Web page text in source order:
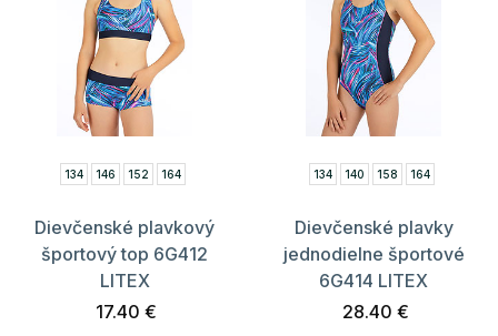
134 146 152 164
Dievčenské plavkový
športový top 6G412
LITEX
17.40 €
134 140 158 164
Dievčenské plavky
jednodielne športové
6G414 LITEX
28.40 €